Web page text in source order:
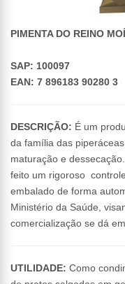
PIMENTA DO REINO
SAP: 100097
EAN: 7 896183 90280 3
DESCRIÇÃO: É um
da família das
maturação e
feito um rigoroso
embalado de forma
Ministério da Saúde,
comercialização se dá
UTILIDADE: Como